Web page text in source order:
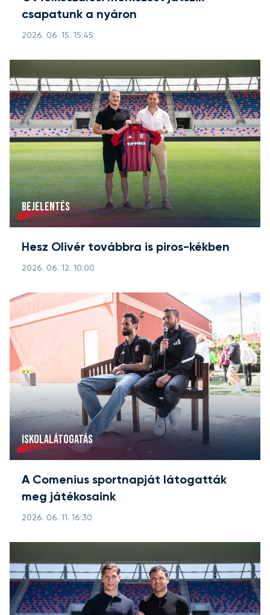
csapatunk a nyáron
2026. 06. 15. 15:45
BEJELENTÉS
Hesz Olivér továbbra is piros-kékben
2026. 06. 12. 10:00
ISKOLALÁTOGATÁS
A Comenius sportnapját látogatták
meg játékosaink
2026. 06. 11. 16:30